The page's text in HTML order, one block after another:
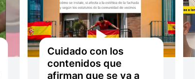
Cuidado con los
contenidos que
afirman que se va a